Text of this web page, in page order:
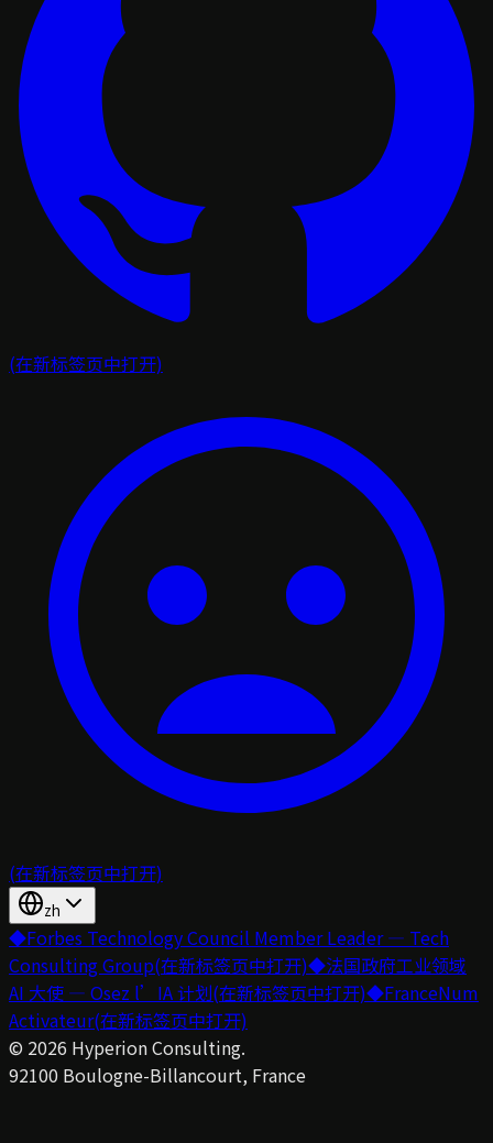
(在新标签页中打开)
(在新标签页中打开)
zh
◆Forbes Technology Council Member Leader — Tech
Consulting Group(在新标签页中打开)◆法国政府工业领域
AI 大使 — Osez l’IA 计划(在新标签页中打开)◆FranceNum
Activateur(在新标签页中打开)
© 2026 Hyperion Consulting.
92100 Boulogne-Billancourt, France